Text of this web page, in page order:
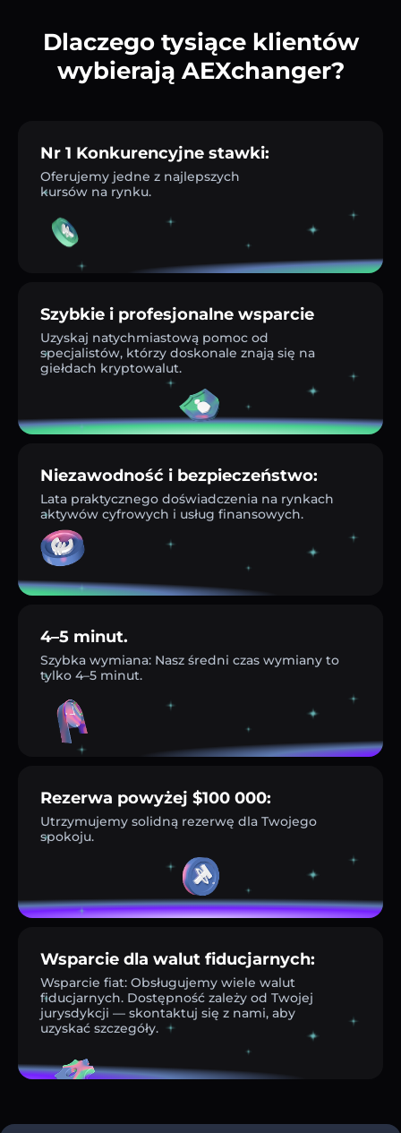
Dlaczego tysiące klientów
wybierają AEXchanger?
Nr 1 Konkurencyjne stawki:
Oferujemy jedne z najlepszych
kursów na rynku.
Szybkie i profesjonalne wsparcie
Uzyskaj natychmiastową pomoc od
specjalistów, którzy doskonale znają się na
giełdach kryptowalut.
Niezawodność i bezpieczeństwo:
Lata praktycznego doświadczenia na rynkach
aktywów cyfrowych i usług finansowych.
4–5 minut.
Szybka wymiana: Nasz średni czas wymiany to
tylko 4–5 minut.
Rezerwa powyżej $100 000:
Utrzymujemy solidną rezerwę dla Twojego
spokoju.
Wsparcie dla walut fiducjarnych:
Wsparcie fiat: Obsługujemy wiele walut
fiducjarnych. Dostępność zależy od Twojej
jurysdykcji — skontaktuj się z nami, aby
uzyskać szczegóły.